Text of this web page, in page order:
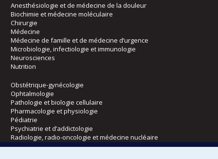
Anesthésiologie et de médecine de la douleur
Biochimie et médecine moléculaire
Chirurgie
Médecine
Médecine de famille et de médecine d’urgence
Microbiologie, infectiologie et immunologie
Neurosciences
Nutrition
Obstétrique-gynécologie
Ophtalmologie
Pathologie et biologie cellulaire
Pharmacologie et physiologie
Pédiatrie
Psychiatrie et d’addictologie
Radiologie, radio-oncologie et médecine nucléaire